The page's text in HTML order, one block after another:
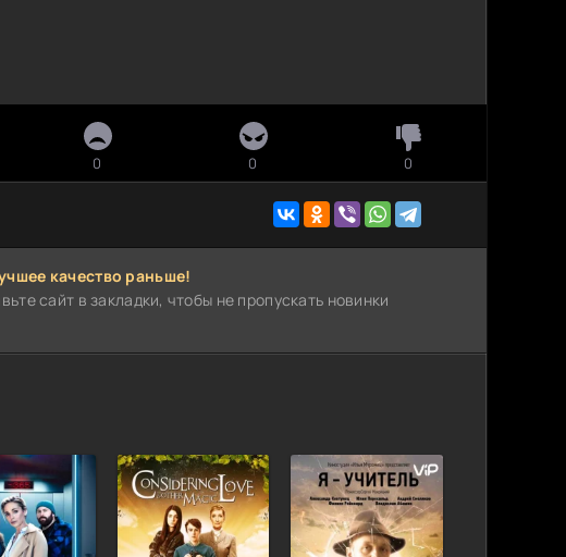
0 0 0
качество раньше!
сайт в закладки, чтобы не пропускать новинки